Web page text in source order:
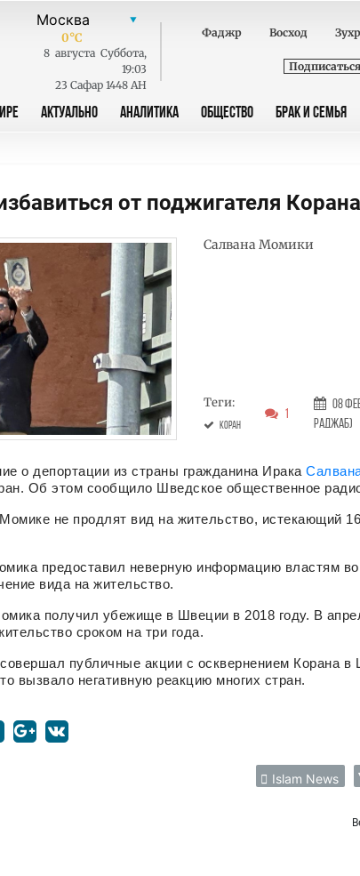
0°C
8 августа Суббота,
19:03
23 Сафар 1448 AH
Фаджр Восход Зухр
АКТУАЛЬНО АНАЛИТИКА ОБЩЕСТВО БРАК И СЕМЬЯ
от поджигателя Корана
Салвана Момики
Теги:
Коран
1
08
Раджаб)
о депортации из страны гражданина Ирака
Об этом сообщило Шведское общественное
не продлят вид на жительство, истекающий
предоставил неверную информацию властям
вида на жительство.
получил убежище в Швеции в 2018 году. В
сроком на три года.
публичные акции с осквернением Корана в
вызвало негативную реакцию многих стран.
Islam News